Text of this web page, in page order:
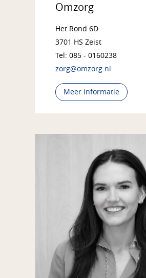
Omzorg
Het Rond 6D
3701 HS Zeist
Tel: 085 - 0160238
zorg@omzorg.nl
Meer informatie